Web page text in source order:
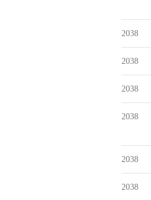
2038
2038
2038
2038
2038
2038